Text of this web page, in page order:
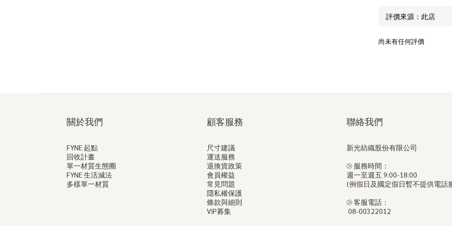
尚未有任何評價
關於我們
FYNE 起點
回收計畫
單一材質生態圈
FYNE 生活減法
多樣單一材質
顧客服務
尺寸建議
運送服務
退換貨政策
會員權益
常見問題
隱私權保護
條款與細則
VIP募集
聯絡我們
新光紡織股份有限公司
⧁ 服務時間：
週一至週五 9:00-18:00
(例假日及國定假日暫不提供電話
⧁ 客服電話：
08-00322012